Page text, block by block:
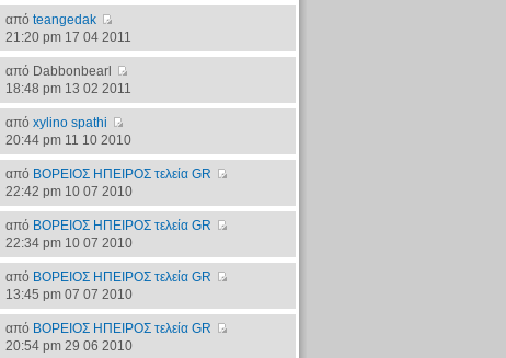
απόteangedak
21:20 pm 17 04 2011
από Dabbonbearl
18:48 pm 13 02 2011
απόxylino spathi
20:44 pm 11 10 2010
από ΒΟΡΕΙΟΣ ΗΠΕΙΡΟΣ τελεία GR
22:42 pm 10 07 2010
από ΒΟΡΕΙΟΣ ΗΠΕΙΡΟΣ τελεία GR
22:34 pm 10 07 2010
από ΒΟΡΕΙΟΣ ΗΠΕΙΡΟΣ τελεία GR
13:45 pm 07 07 2010
από ΒΟΡΕΙΟΣ ΗΠΕΙΡΟΣ τελεία GR
20:54 pm 29 06 2010